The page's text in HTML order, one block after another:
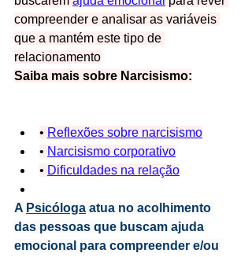
compreender e analisar as variáveis
que a mantém este tipo de
relacionamento
Saiba mais sobre Narcisismo:
• Reflexões sobre narcisismo
• Narcisismo corporativo
• Dificuldades na relação
A Psicóloga atua no acolhimento
das pessoas que buscam ajuda
emocional para compreender e/ou